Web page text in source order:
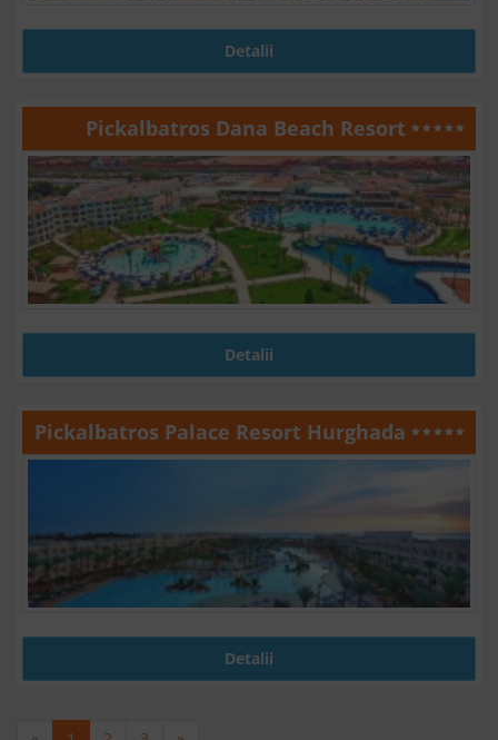
Detalii
Pickalbatros Dana Beach Resort
Detalii
Pickalbatros Palace Resort Hurghada
Detalii